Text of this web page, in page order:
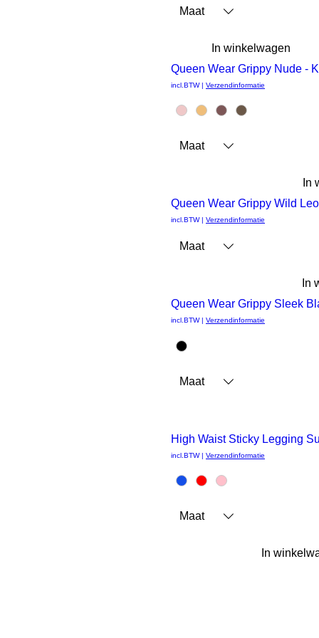
Maat
In winkelwagen
overzicht
Queen Wear Grippy Nude -
incl.BTW Verzendinformatie
Maat
In
overzicht
Queen Wear Grippy Wild
incl.BTW Verzendinformatie
Maat
In
overzicht
Queen Wear Grippy Sleek
incl.BTW Verzendinformatie
Maat
overzicht
High Waist Sticky Legging
incl.BTW| Verzendinformatie
Maat
In